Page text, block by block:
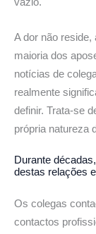
vazio.
A dor não reside,
maioria dos
notícias de
realmente
definir. Trata-se
própria natureza
Durante
destas relações
Os colegas
contactos